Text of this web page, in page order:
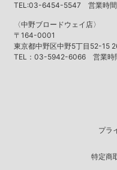
TEL:03-6454-5547 営業時
〈中野ブロードウェイ店〉
〒164-0001
東京都中野区中野5丁目52-15
TEL：03-5942-6066 営業時
プラ
特定商